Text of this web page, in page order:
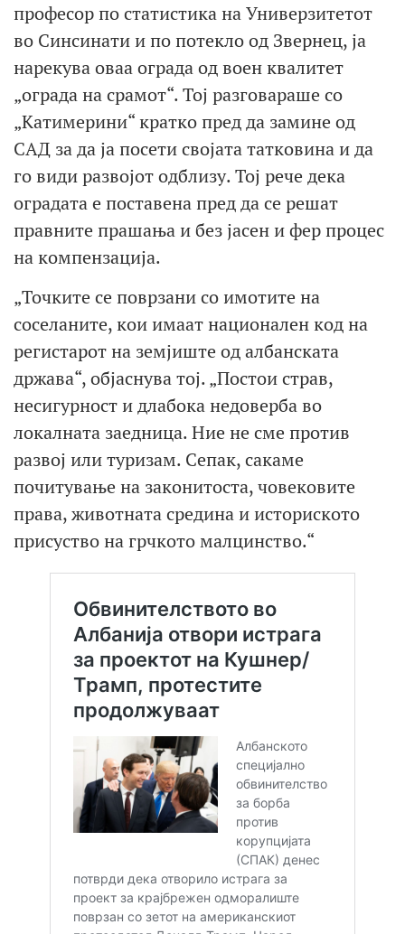
професор по статистика на Универзитетот
во Синсинати и по потекло од Звернец, ја
нарекува оваа ограда од воен квалитет
„ограда на срамот“. Тој разговараше со
„Катимерини“ кратко пред да замине од
САД за да ја посети својата татковина и да
го види развојот одблизу. Тој рече дека
оградата е поставена пред да се решат
правните прашања и без јасен и фер процес
на компензација.
„Точките се поврзани со имотите на
соселаните, кои имаат национален код на
регистарот на земјиште од албанската
држава“, објаснува тој. „Постои страв,
несигурност и длабока недоверба во
локалната заедница. Ние не сме против
развој или туризам. Сепак, сакаме
почитување на законитоста, човековите
права, животната средина и историското
присуство на грчкото малцинство.“